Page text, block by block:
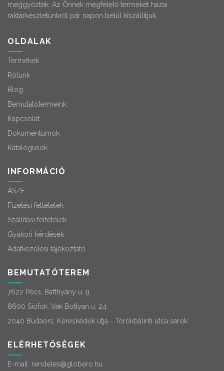
meggyőztek. Az Önnek megfelelő terméket hazai
raktárkészletünkről pár napon belül kiszállítjuk.
OLDALAK
Termékek
Rólunk
Blog
Bemutatótermeink
Kapcsolat
Dokumentumok
Katalógusok
INFORMÁCIÓ
ÁSZF
Fizetési feltételek
Szállítási feltételek
Gyakori kérdések
Adatkezelési tájékoztató
BEMUTATÓTEREM
7622 Pécs, Batthyány u. 9.
8600 Siófok, Vak Bottyán u. 24.
2040 Budaörs, Kereskedők útja - Törökbálinti utca sarok
ELÉRHETŐSÉGEK
E-mail: rendeles@globero.hu